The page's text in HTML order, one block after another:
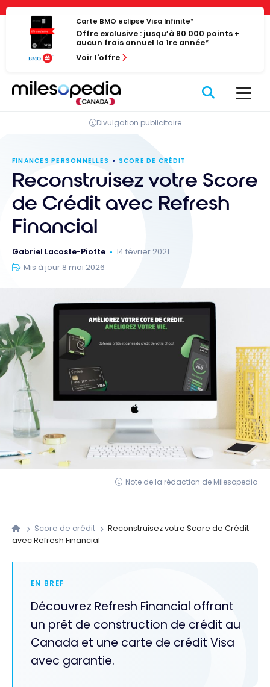
Panneau de gestion des cookies
Passer
contenu
Carte BMO eclipse Visa Infinite*
Offre exclusive : jusqu’à 80 000 points +
aucun frais annuel la 1re année*
Voir l'offre
Divulgation publicitaire
FINANCES PERSONNELLES SCORE DE CRÉDIT
Reconstruisez votre Score
de Crédit avec Refresh
Financial
Gabriel Lacoste-Piotte
14 février 2021
Mis à jour 8 mai 2026
Note de la rédaction de Milesopedia
Score de crédit
Reconstruisez votre Score de Crédit
avec Refresh Financial
EN BREF
Découvrez Refresh Financial offrant
un prêt de construction de crédit au
Canada et une carte de crédit Visa
avec garantie.